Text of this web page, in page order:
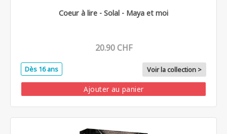
Coeur à lire - Solal - Maya et moi
20.90 CHF
Dès 16 ans Voir la collection >
Ajouter au panier